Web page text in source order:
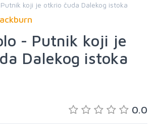
koji je otkrio čuda Dalekog istoka
- Putnik koji je
Dalekog istoka
0.0